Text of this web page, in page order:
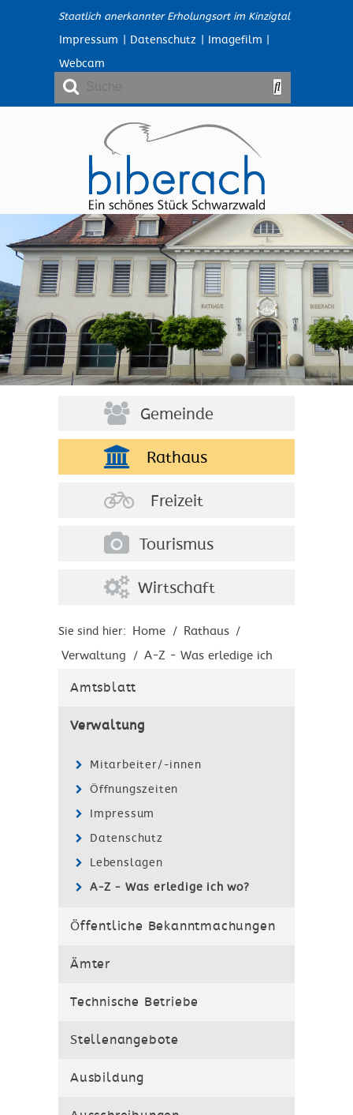
Staatlich anerkannter Erholungsort im Kinzigtal
Impressum | Datenschutz | Imagefilm |
Webcam
Gemeinde
Rathaus
Freizeit
Tourismus
Wirtschaft
Sie sind hier: Home / Rathaus /
Verwaltung / A-Z - Was erledige ich
Amtsblatt
Verwaltung
Mitarbeiter/-innen
Öffnungszeiten
Impressum
Datenschutz
Lebenslagen
A-Z - Was erledige ich wo?
Öffentliche Bekanntmachungen
Ämter
Technische Betriebe
Stellenangebote
Ausbildung